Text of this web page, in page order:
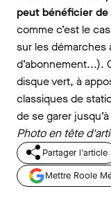
peut bénéficier
comme c’est le
sur les
d’abonnement...).
disque vert, à
classiques de
de se garer
Photo en tête
Partager l'article
Mettre Roole